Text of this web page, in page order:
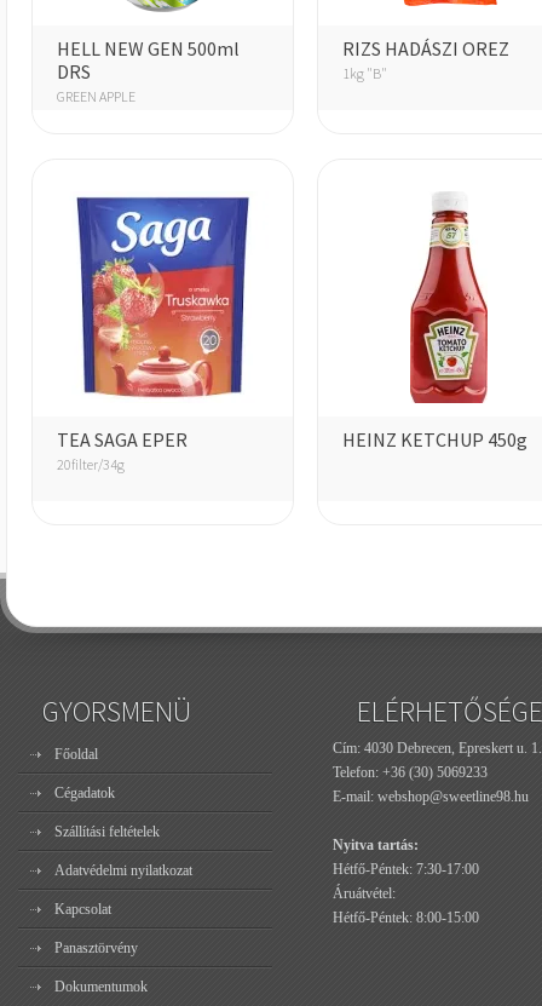
HELL NEW GEN 500ml
DRS
GREEN APPLE
RIZS HADÁSZI OREZ
1kg "B"
TEA SAGA EPER
20filter/34g
HEINZ KETCHUP 450g
GYORSMENÜ
Főoldal
Cégadatok
Szállítási feltételek
Adatvédelmi nyilatkozat
Kapcsolat
Panasztörvény
Dokumentumok
Cím: 4030 Debrecen, Epreskert u. 1.
Telefon: +36 (30) 5069233
E-mail: webshop@sweetline98.hu
Nyitva tartás:
Hétfő-Péntek: 7:30-17:00
Áruátvétel:
Hétfő-Péntek: 8:00-15:00